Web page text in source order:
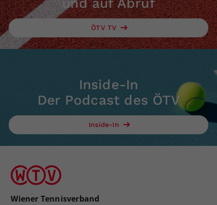
und auf Abruf
ÖTV TV
Inside-In
Der Podcast des ÖTV
Inside-In
Wiener Tennisverband